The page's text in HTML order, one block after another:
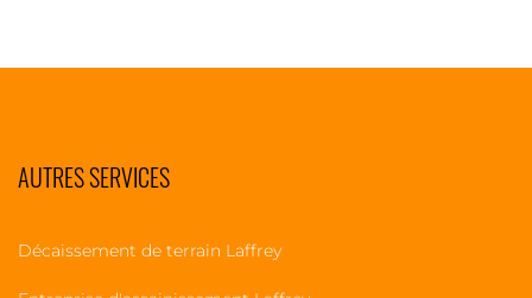
AUTRES SERVICES
Décaissement de terrain Laffrey